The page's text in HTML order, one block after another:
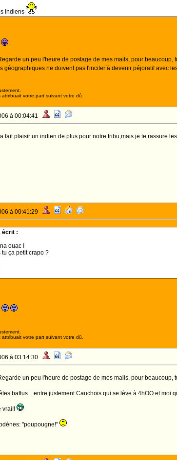
Indiens
un peu l'heure de postage de mes mails, pour
géographiques ne doivent pas t'inciter à devenir péjoratif avec
votre part suivant votre dû.
à 00:04:41
fait plaisir un indien de plus pour notre tribu,mais je te rassure
à 00:41:29
écrit :
ouac !
tu ça petit crapo ?
votre part suivant votre dû.
à 03:14:30
un peu l'heure de postage de mes mails, pour
battus... entre justement Cauchois qui se lève à 4hOO et moi
vrai!!
"poupougne!"